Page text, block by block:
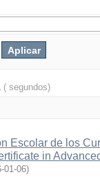
( segundos)
Escolar de los
in
01-06)